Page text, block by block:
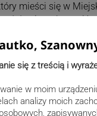
mieści się w
się wzbogacić
się z treścią i
w moim
analizy moich